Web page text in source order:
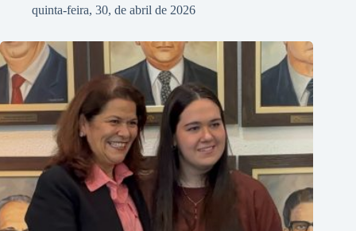
quinta-feira, 30, de abril de 2026